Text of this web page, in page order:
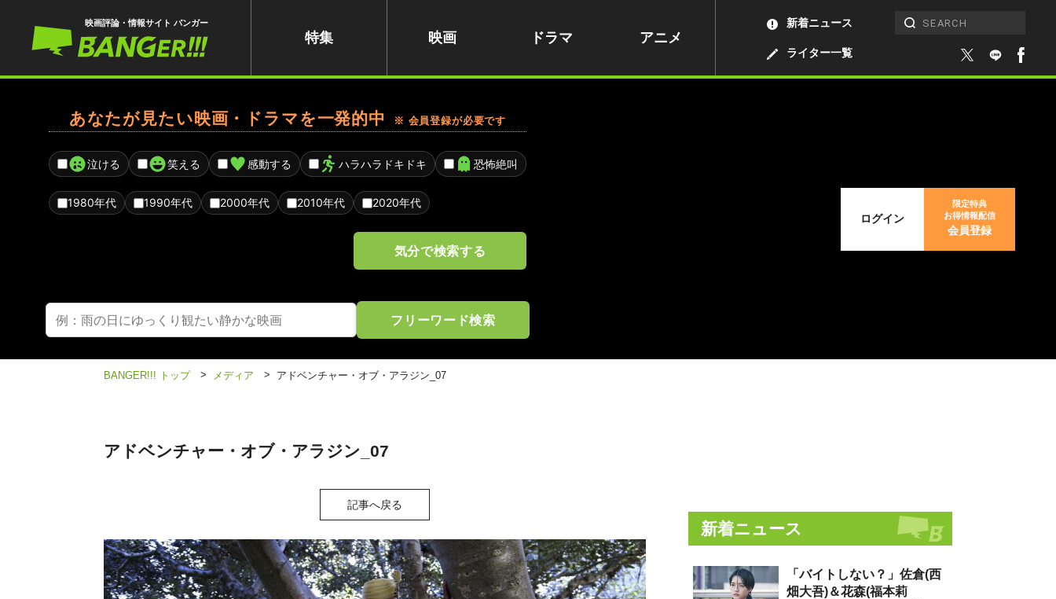
映画評論・情報サイト バンガー
特集 映画 ドラマ アニメ
ライター一覧
新着ニュース
あなたが見たい映画・ドラマを一発的中 ※ 会員登録が必要です
泣ける 笑える 感動する ハラハラドキドキ 恐怖絶叫
1980年代 1990年代 2000年代 2010年代 2020年代
気分で検索する
フリーワード検索
ログイン
限定特典
お得情報配信
会員登録
BANGER!!! トップ > メディア > アドベンチャー・オブ・アラジン_07
アドベンチャー・オブ・アラジン_07
記事へ戻る
新着ニュース
「バイトしない？」佐倉(西
畑大吾)＆花森(福本莉